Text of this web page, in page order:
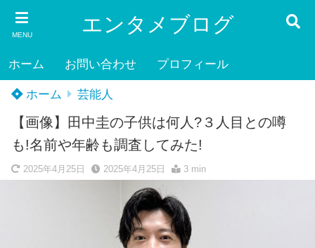
MENU エンタメブログ
ホーム お問い合わせ プロフィール
ホーム 芸能人
【画像】田中圭の子供は何人?３人目との噂
も!名前や年齢も調査してみた!
2025年4月25日 2025年4月25日 3 min